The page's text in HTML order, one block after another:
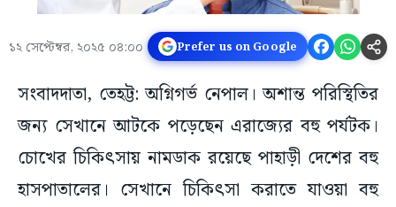
১২ সেপ্টেম্বর, ২০২৫ ০৪:০০ Prefer us on Google
সংবাদদাতা, তেহট্ট: অগ্নিগর্ভ নেপাল। অশান্ত পরিস্থিতির
জন্য সেখানে আটকে পড়েছেন এরাজ্যের বহু পর্যটক।
চোখের চিকিৎসায় নামডাক রয়েছে পাহাড়ী দেশের বহু
হাসপাতালের। সেখানে চিকিৎসা করাতে যাওয়া বহু